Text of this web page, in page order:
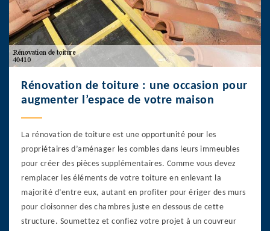
Rénovation de toiture : une occasion pour
augmenter l’espace de votre maison
La rénovation de toiture est une opportunité pour les
propriétaires d’aménager les combles dans leurs immeubles
pour créer des pièces supplémentaires. Comme vous devez
remplacer les éléments de votre toiture en enlevant la
majorité d’entre eux, autant en profiter pour ériger des murs
pour cloisonner des chambres juste en dessous de cette
structure. Soumettez et confiez votre projet à un couvreur